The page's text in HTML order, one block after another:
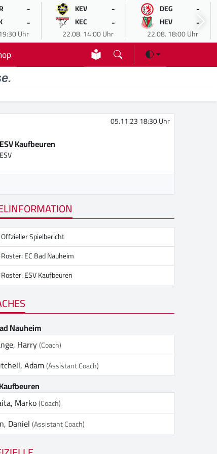
-
-
Uhr
KEV -
KEC -
22.08. 14:00 Uhr
DEG -
HEV -
22.08. 18:00 Uhr
05.11.23 18:30 Uhr
ESV Kaufbeuren
ESV
Offzieller Spielbericht
Roster: EC Bad Nauheim
Roster: ESV Kaufbeuren
Nauheim
Harry(Coach)
Adam(Assistant Coach)
Marko(Coach)
Daniel(Assistant Coach)